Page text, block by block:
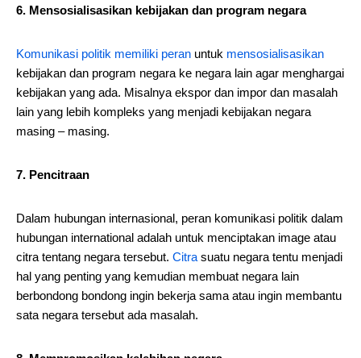
6. Mensosialisasikan kebijakan dan program negara
Komunikasi politik memiliki peran untuk mensosialisasikan
kebijakan dan program negara ke negara lain agar menghargai
kebijakan yang ada. Misalnya ekspor dan impor dan masalah
lain yang lebih kompleks yang menjadi kebijakan negara
masing – masing.
7. Pencitraan
Dalam hubungan internasional, peran komunikasi politik dalam
hubungan international adalah untuk menciptakan image atau
citra tentang negara tersebut. Citra suatu negara tentu menjadi
hal yang penting yang kemudian membuat negara lain
berbondong bondong ingin bekerja sama atau ingin membantu
sata negara tersebut ada masalah.